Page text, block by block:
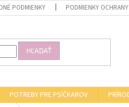
PODMIENKY PODMIENKY OCHRANY
HĽADAŤ
POTREBY PRE PSÍČKAROV